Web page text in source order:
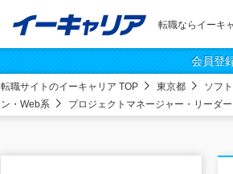
転職ならイーキ
会員登
転職サイトのイーキャリア TOP 東京都 ソフ
ン・Web系
プロジェクトマネージャー・リーダー